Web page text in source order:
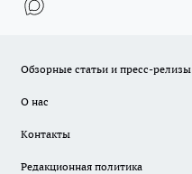
Обзорные статьи и пресс-релизы
О нас
Контакты
Редакционная политика